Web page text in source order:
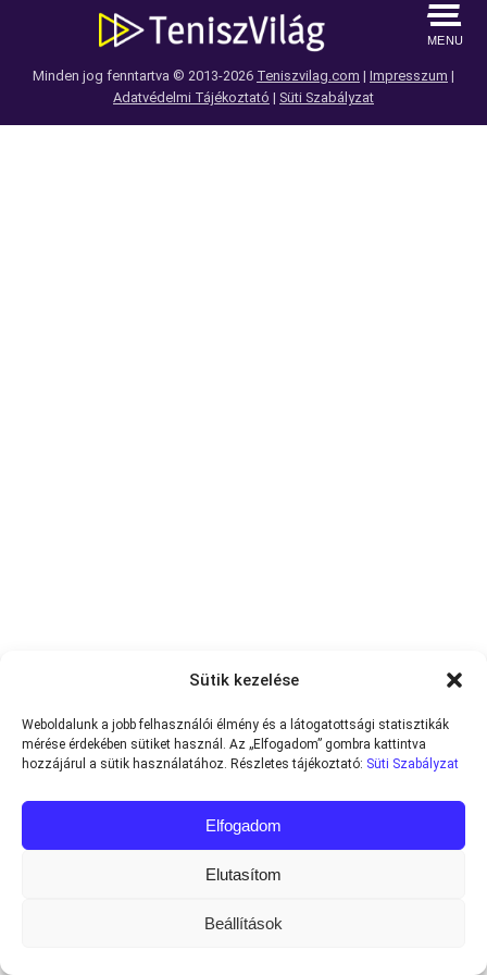
Sütik kezelése
Weboldalunk a jobb felhasználói élmény és a látogatottsági statisztikák
mérése érdekében sütiket használ. Az „Elfogadom” gombra kattintva
hozzájárul a sütik használatához. Részletes tájékoztató: Süti Szabályzat
Elfogadom
Elutasítom
Beállítások
MENU
Minden jog fenntartva © 2013-2026 Teniszvilag.com | Impresszum |
Adatvédelmi Tájékoztató | Süti Szabályzat